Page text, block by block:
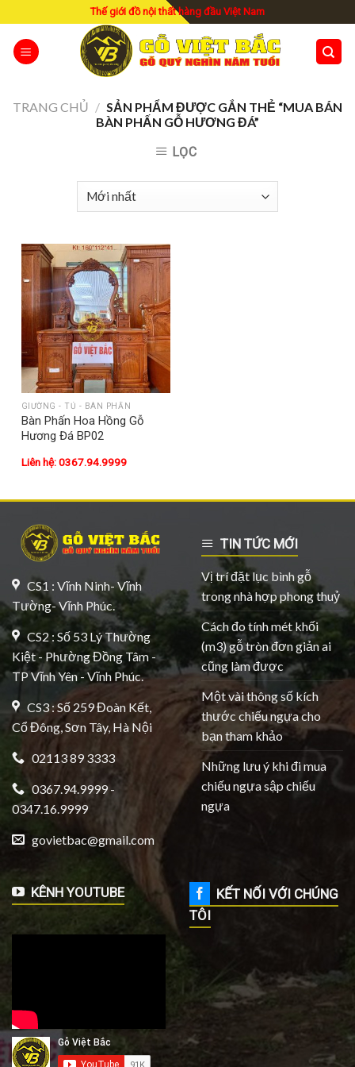
to
content
Thế giới đồ nội thất hàng đầu Việt Nam
TRANG CHỦ / SẢN PHẨM ĐƯỢC GẮN THẺ “MUA BÁN
BÀN PHẤN GỖ HƯƠNG ĐÁ”
LỌC
GIƯỜNG - TỦ - BÀN PHẤN
Bàn Phấn Hoa Hồng Gỗ
Hương Đá BP02
Liên hệ: 0367.94.9999
CS1 : Vĩnh Ninh- Vĩnh
Tường- Vĩnh Phúc.
CS2 : Số 53 Lý Thường
Kiệt - Phường Đồng Tâm -
TP Vĩnh Yên - Vĩnh Phúc.
CS3 : Số 259 Đoàn Kết,
Cổ Đông, Sơn Tây, Hà Nội
02113 89 3333
0367.94.9999 -
0347.16.9999
govietbac@gmail.com
TIN TỨC MỚI
Vị trí đặt lục bình gỗ
trong nhà hợp phong thuỷ
Cách đo tính mét khối
(m3) gỗ tròn đơn giản ai
cũng làm được
Một vài thông số kích
thước chiếu ngựa cho
bạn tham khảo
Những lưu ý khi đi mua
chiếu ngựa sập chiếu
ngựa
KÊNH YOUTUBE
KẾT NỐI VỚI CHÚNG
TÔI